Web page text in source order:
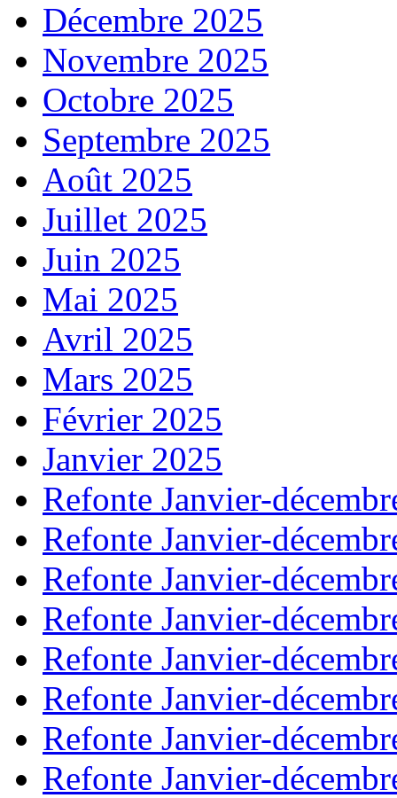
Décembre 2025
Novembre 2025
Octobre 2025
Septembre 2025
Août 2025
Juillet 2025
Juin 2025
Mai 2025
Avril 2025
Mars 2025
Février 2025
Janvier 2025
Refonte Janvier-
Refonte Janvier-
Refonte Janvier-
Refonte Janvier-
Refonte Janvier-
Refonte Janvier-
Refonte Janvier-
Refonte Janvier-